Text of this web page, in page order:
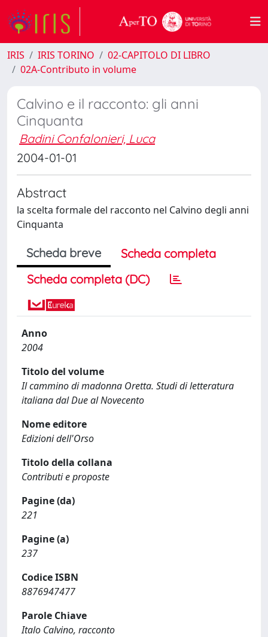
IRIS IRIS TORINO
02-CAPITOLO DI LIBRO
02A-Contributo in volume
Calvino e il racconto: gli anni
Cinquanta
Badini Confalonieri, Luca
2004-01-01
Abstract
la scelta formale del racconto nel Calvino degli anni
Cinquanta
Scheda breve
Scheda completa
Scheda completa (DC)
Anno
2004
Titolo del volume
Il cammino di madonna Oretta. Studi di letteratura
italiana dal Due al Novecento
Nome editore
Edizioni dell'Orso
Titolo della collana
Contributi e proposte
Pagine (da)
221
Pagine (a)
237
Codice ISBN
8876947477
Parole Chiave
Italo Calvino, racconto